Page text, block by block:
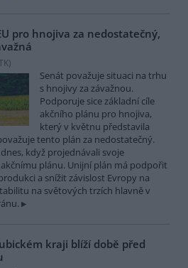
pro hnojiva za nedostatečný,
)
Senát považuje situaci na trhu
s hnojivy za závažnou.
Podporuje sice základní cíle
akčního plánu pro hnojiva,
který v květnu představila
tento plán za nedostatečný.
když projednávali svoje
plánu. Unijní plán má podpořit
a snížit závislost Evropy na
na světových trzích hlavně v
kraji blíží době před